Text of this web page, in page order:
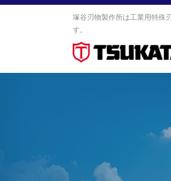
塚谷刃物製作所は工業用特殊
す。